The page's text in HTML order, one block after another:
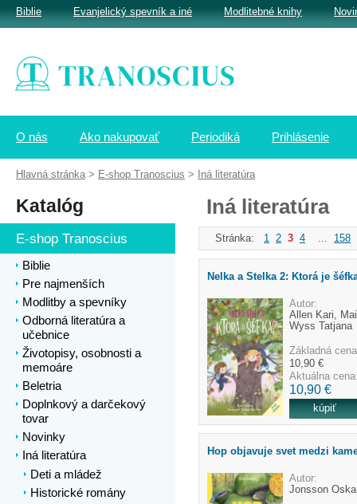
O nás Ako nakupovať Periodiká Prihlásenie
Iná literatúra
Stránka: 1 2 3 4 158
Nelka a Stelka 2: Ktorá je
Autor:
Allen Kari,
Wyss Tatjana
Základná
10,90 €
Aktuálna
10,90 €
Hop objavuje svet medzi
Autor:
Jonsson
Katalóg
E-shop Tranoscius
Biblie
Pre najmenších
Modlitby a spevníky
Odborná literatúra a
učebnice
Životopisy, osobnosti a
memoáre
Beletria
Doplnkový a darčekový
tovar
Novinky
Iná literatúra
Deti a mládež
Historické romány
Biblie Evanjelický spevník a iné Modlitebné knihy
Hlavná stránka> E-shop Tranoscius > Iná literatúra